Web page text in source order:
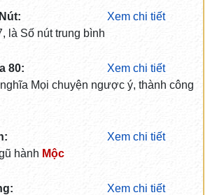
Xem chi tiết
là Số nút trung bình
80:
Xem chi tiết
Mọi chuyện ngược ý, thành công
Xem chi tiết
hành Mộc
Xem chi tiết